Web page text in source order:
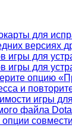
для
версиях
игры для
игры для
опцию
и
игры
файла
опции